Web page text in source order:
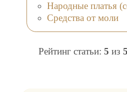
Народные платья
Средства от моли
Рейтинг статьи: 5 из 5